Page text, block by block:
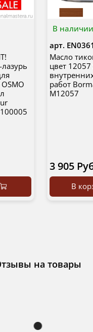
В наличии
арт.
Масло
цвет 12057
работ
M12057
3 905
В
на товары